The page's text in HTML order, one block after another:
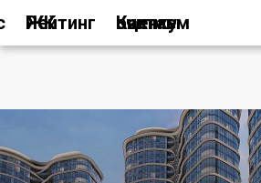
Рейтинг ЖК Как мы считаем оценку